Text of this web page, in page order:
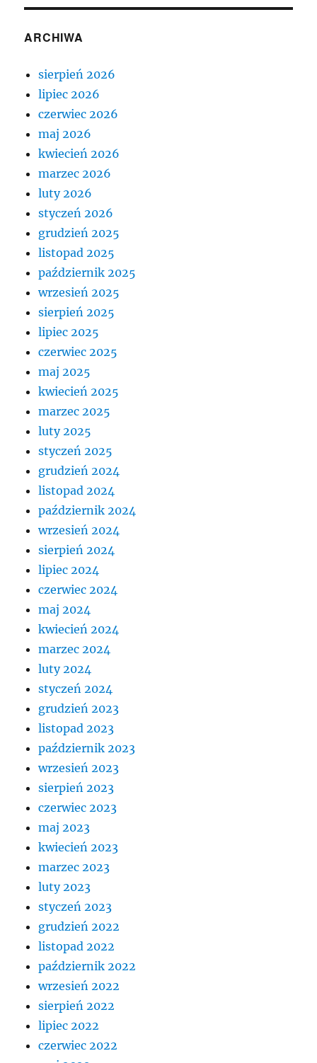
ARCHIWA
sierpień 2026
lipiec 2026
czerwiec 2026
maj 2026
kwiecień 2026
marzec 2026
luty 2026
styczeń 2026
grudzień 2025
listopad 2025
październik 2025
wrzesień 2025
sierpień 2025
lipiec 2025
czerwiec 2025
maj 2025
kwiecień 2025
marzec 2025
luty 2025
styczeń 2025
grudzień 2024
listopad 2024
październik 2024
wrzesień 2024
sierpień 2024
lipiec 2024
czerwiec 2024
maj 2024
kwiecień 2024
marzec 2024
luty 2024
styczeń 2024
grudzień 2023
listopad 2023
październik 2023
wrzesień 2023
sierpień 2023
czerwiec 2023
maj 2023
kwiecień 2023
marzec 2023
luty 2023
styczeń 2023
grudzień 2022
listopad 2022
październik 2022
wrzesień 2022
sierpień 2022
lipiec 2022
czerwiec 2022